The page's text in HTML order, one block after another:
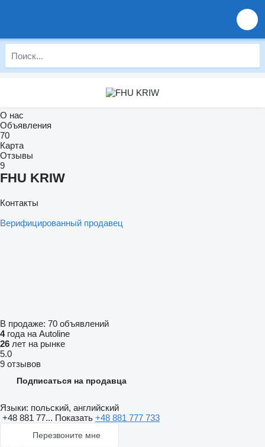
О нас
Объявления
70
Карта
Отзывы
9
FHU KRIW
Контакты
Верифицированный продавец
В продаже: 70 объявлений
4года на Autoline
26 лет на рынке
5.0
9 отзывов
Подписаться на продавца
Языки: польский, английский
+48 881 77... Показать +48 881 777 733
Перезвоните мне